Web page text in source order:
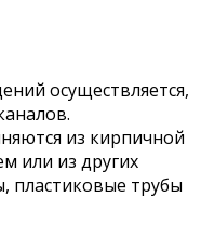
осуществляется,
из кирпичной
или из других
пластиковые трубы